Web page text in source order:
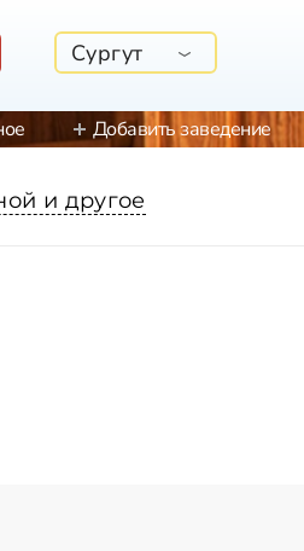
Сургут
Добавить заведение
и другое